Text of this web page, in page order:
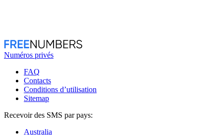
Numéros privés
FAQ
Contacts
Conditions d’utilisation
Sitemap
Recevoir des SMS par pays:
Australia